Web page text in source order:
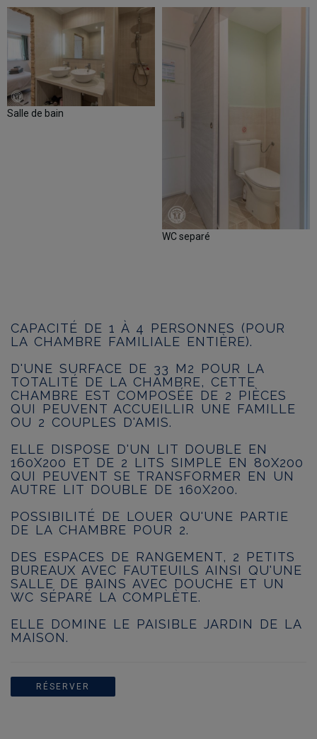
Salle de bain
WC separé
CAPACITÉ DE 1 À 4 PERSONNES (POUR
LA CHAMBRE FAMILIALE ENTIÈRE).​
D'UNE SURFACE DE 33 M2 POUR LA
TOTALITÉ DE LA CHAMBRE, CETTE
CHAMBRE EST COMPOSÉE DE 2 PIÈCES
QUI PEUVENT ACCUEILLIR UNE FAMILLE
OU 2 COUPLES D'AMIS.
ELLE DISPOSE D'UN LIT DOUBLE EN
160X200 ET DE 2 LITS SIMPLE EN 80X200
QUI PEUVENT SE TRANSFORMER EN UN
AUTRE LIT DOUBLE DE 160X200.
POSSIBILITÉ DE LOUER QU'UNE PARTIE
DE LA CHAMBRE POUR 2.
DES ESPACES DE RANGEMENT, 2 PETITS
BUREAUX AVEC FAUTEUILS AINSI QU'UNE
SALLE DE BAINS AVEC DOUCHE ET UN
WC SÉPARÉ LA COMPLÈTE.
ELLE DOMINE LE PAISIBLE JARDIN DE LA
MAISON.
RÉSERVER